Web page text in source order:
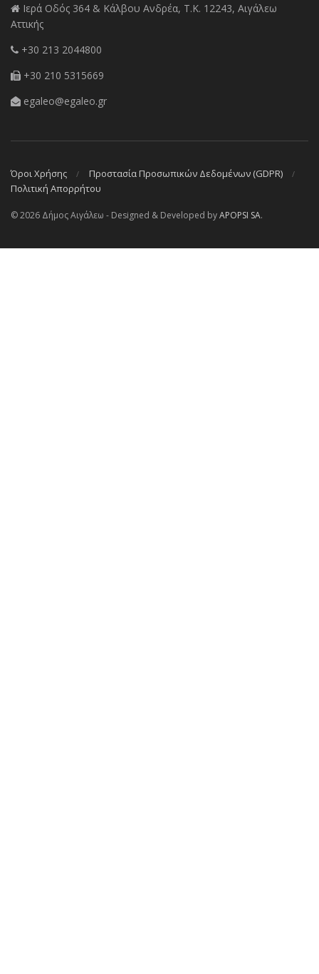
Ιερά Οδός 364 & Κάλβου Ανδρέα, Τ.Κ. 12243, Αιγάλεω
Αττικής
+30 213 2044800
+30 210 5315669
egaleo@egaleo.gr
Όροι Χρήσης
Προστασία Προσωπικών Δεδομένων (GDPR)
Πολιτική Απορρήτου
© 2026 Δήμος Αιγάλεω - Designed & Developed byAPOPSI SA.